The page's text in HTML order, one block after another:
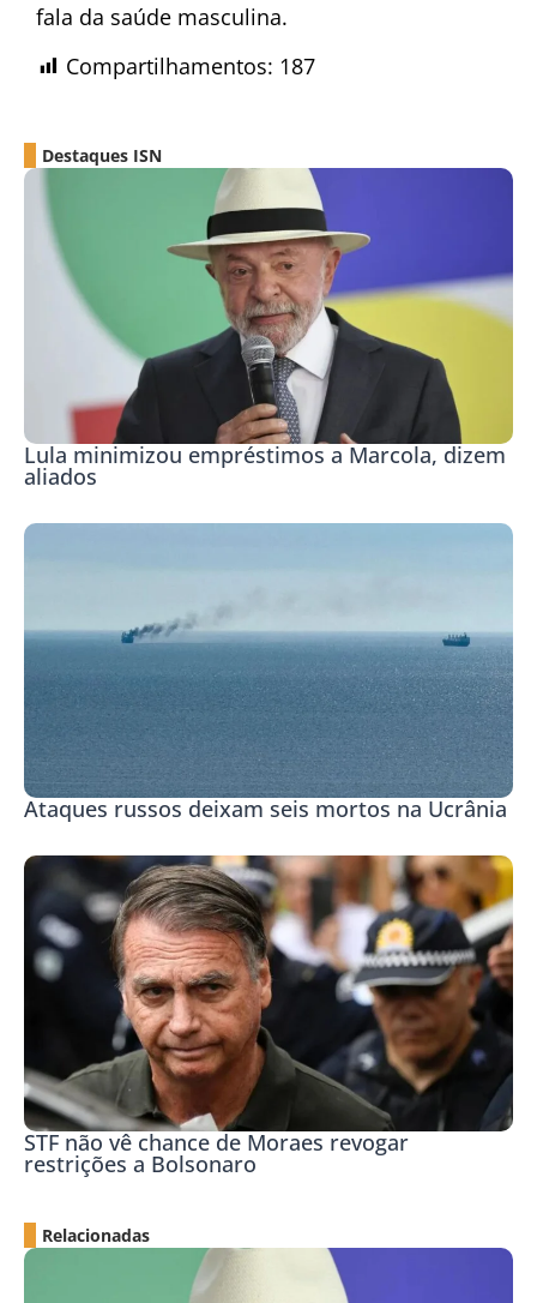
fala da saúde masculina.
Compartilhamentos: 187
Destaques ISN
Lula minimizou empréstimos a Marcola, dizem
aliados
Ataques russos deixam seis mortos na Ucrânia
STF não vê chance de Moraes revogar
restrições a Bolsonaro
Relacionadas